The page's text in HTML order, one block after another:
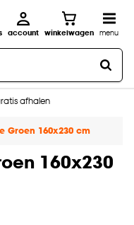
account winkelwagen menu
afhalen
aan huis
Groen 160x230 cm
160x230